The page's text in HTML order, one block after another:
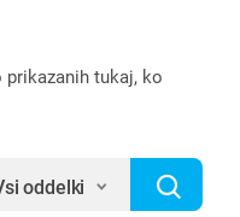
prikazanih tukaj, ko
oddelki